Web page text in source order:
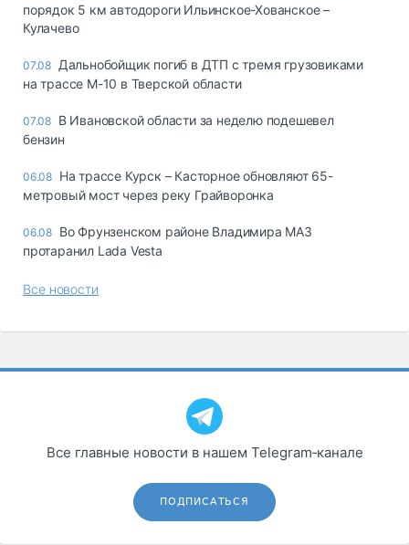
порядок 5 км автодороги Ильинское-Хованское –
Кулачево
07.08 Дальнобойщик погиб в ДТП с тремя грузовиками
на трассе М-10 в Тверской области
07.08 В Ивановской области за неделю подешевел
бензин
06.08 На трассе Курск – Касторное обновляют 65-
метровый мост через реку Грайворонка
06.08 Во Фрунзенском районе Владимира МАЗ
протаранил Lada Vesta
Все новости
Все главные новости в нашем Telegram‑канале
ПОДПИСАТЬСЯ